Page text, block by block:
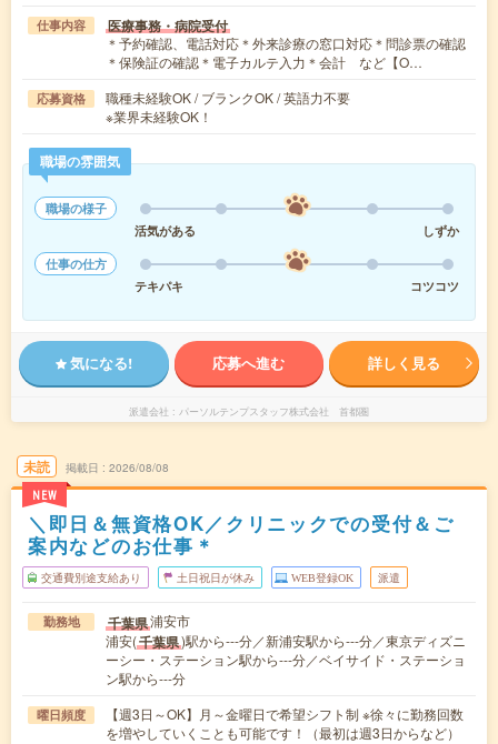
仕事内容 医療事務・病院受付
＊予約確認、電話対応＊外来診療の窓口対応＊問診票の確認
＊保険証の確認＊電子カルテ入力＊会計 など【O…
応募資格
職種未経験OK / ブランクOK / 英語力不要
※業界未経験OK！
職場の雰囲気
職場の様子
活気がある
しずか
仕事の仕方
テキパキ
コツコツ
気になる! 応募へ進む 詳しく見る
派遣会社 パーソルテンプスタッフ株式会社 首都圏
未読
NEW
掲載日 2026/08/08
＼即日＆無資格OK／クリニックでの受付＆ご
案内などのお仕事＊
交通費別途支給あり 土日祝日が休み WEB登録OK 派遣
勤務地 千葉県浦安市
浦安(千葉県)駅から---分／新浦安駅から---分／東京ディズニ
ーシー・ステーション駅から---分／ベイサイド・ステーショ
ン駅から---分
曜日頻度
【週3日～OK】月～金曜日で希望シフト制 ※徐々に勤務回数
を増やしていくことも可能です！（最初は週3日からなど）